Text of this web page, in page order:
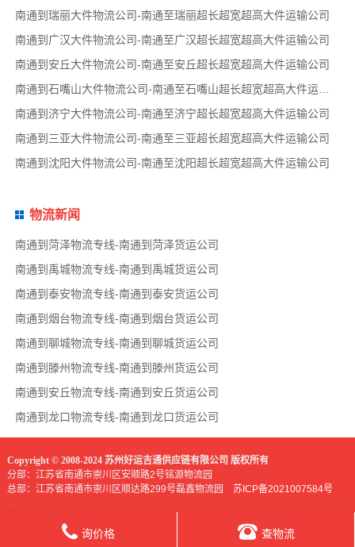
南通到瑞丽大件物流公司-南通至瑞丽超长超宽超高大件运输公司
南通到广汉大件物流公司-南通至广汉超长超宽超高大件运输公司
南通到安丘大件物流公司-南通至安丘超长超宽超高大件运输公司
南通到石嘴山大件物流公司-南通至石嘴山超长超宽超高大件运输公司
南通到济宁大件物流公司-南通至济宁超长超宽超高大件运输公司
南通到三亚大件物流公司-南通至三亚超长超宽超高大件运输公司
南通到沈阳大件物流公司-南通至沈阳超长超宽超高大件运输公司
物流新闻
南通到菏泽物流专线-南通到菏泽货运公司
南通到禹城物流专线-南通到禹城货运公司
南通到泰安物流专线-南通到泰安货运公司
南通到烟台物流专线-南通到烟台货运公司
南通到聊城物流专线-南通到聊城货运公司
南通到滕州物流专线-南通到滕州货运公司
南通到安丘物流专线-南通到安丘货运公司
南通到龙口物流专线-南通到龙口货运公司
Copyright © 2008-2024 苏州好运吉通供应链有限公司 版权所有
分部：江苏省南通市崇川区安顺路2号铭源物流园
总部：江苏省南通市崇川区顺达路299号磊鑫物流园 苏ICP备2021007584号
询价格 查物流